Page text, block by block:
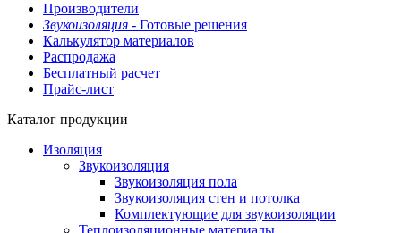
Производители
Звукоизоляция - Готовые решения
Калькулятор материалов
Распродажа
Бесплатный расчет
Прайс-лист
Каталог продукции
Изоляция
Звукоизоляция
Звукоизоляция пола
Звукоизоляция стен и потолка
Комплектующие для звукоизоляции
Теплоизоляционные материалы